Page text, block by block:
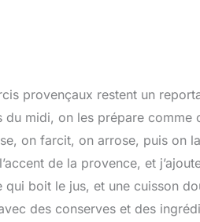
provençaux restent un
midi, on les prépare comme
on farcit, on arrose, puis on
de la provence, et
boit le jus, et une cuisson
des conserves et des